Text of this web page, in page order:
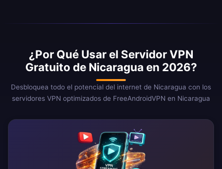
¿Por Qué Usar el Servidor VPN
Gratuito de Nicaragua en 2026?
Desbloquea todo el potencial del internet de Nicaragua con los
servidores VPN optimizados de FreeAndroidVPN en Nicaragua